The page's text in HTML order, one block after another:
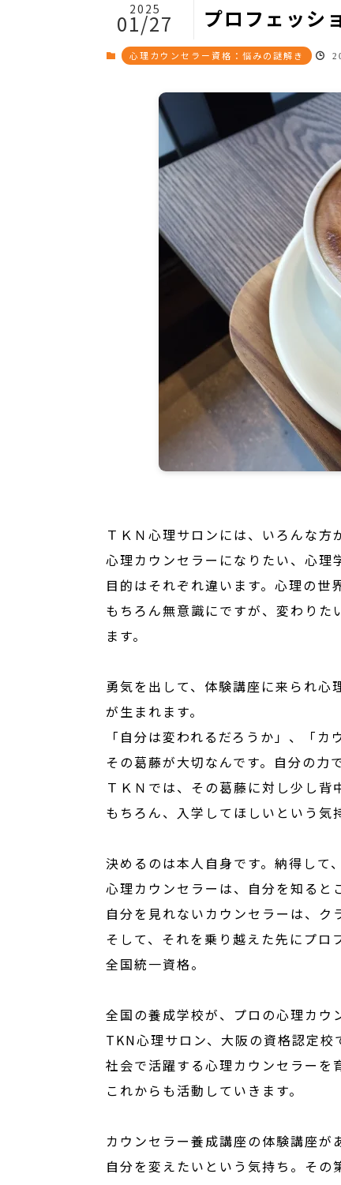
プロフェッシ
2025
01/27
心理カウンセラー資格：悩みの謎解き
ＴＫＮ心理サロンには、いろんな方
心理カウンセラーになりたい、心
目的はそれぞれ違います。心理の世
もちろん無意識にですが、変わり
ます。
勇気を出して、体験講座に来られ心
が生まれます。
「自分は変われるだろうか」、「カ
その葛藤が大切なんです。自分の力
ＴＫＮでは、その葛藤に対し少し背
もちろん、入学してほしいという気
決めるのは本人自身です。納得して
心理カウンセラーは、自分を知ると
自分を見れないカウンセラーは、ク
そして、それを乗り越えた先にプロ
全国統一資格。
全国の養成学校が、プロの心理カウ
TKN心理サロン、大阪の資格認定校
社会で活躍する心理カウンセラーを
これからも活動していきます。
カウンセラー養成講座の体験講座が
自分を変えたいという気持ち。そ